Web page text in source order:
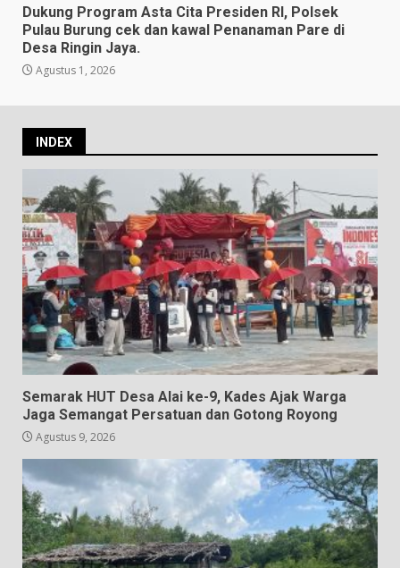
Dukung Program Asta Cita Presiden RI, Polsek
Pulau Burung cek dan kawal Penanaman Pare di
Desa Ringin Jaya.
Agustus 1, 2026
INDEX
Semarak HUT Desa Alai ke-9, Kades Ajak Warga
Jaga Semangat Persatuan dan Gotong Royong
Agustus 9, 2026